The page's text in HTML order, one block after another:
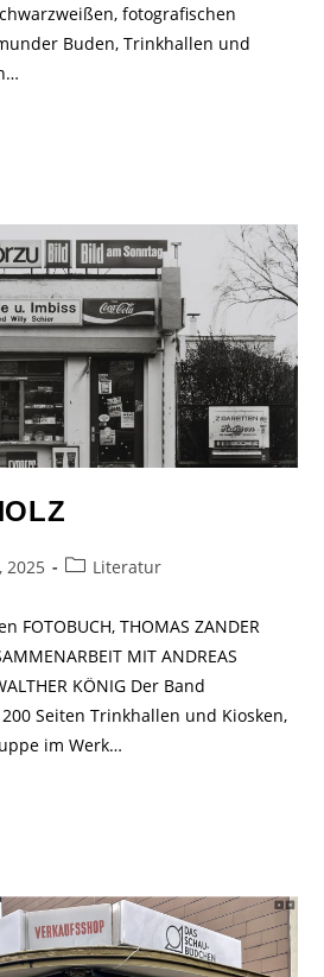
fotografischen
Buden, Trinkhallen und
2025 Literatur
FOTOBUCH, THOMAS ZANDER
MIT ANDREAS
KÖNIG Der Band
Seiten Trinkhallen und Kiosken,
im Werk…